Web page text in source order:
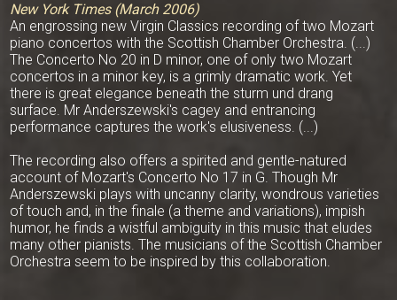
New York Times (March 2006)
An engrossing new Virgin Classics recording of two Mozart
piano concertos with the Scottish Chamber Orchestra. (...)
The Concerto No 20 in D minor, one of only two Mozart
concertos in a minor key, is a grimly dramatic work. Yet
there is great elegance beneath the sturm und drang
surface. Mr Anderszewski's cagey and entrancing
performance captures the work's elusiveness. (...)
The recording also offers a spirited and gentle-natured
account of Mozart's Concerto No 17 in G. Though Mr
Anderszewski plays with uncanny clarity, wondrous varieties
of touch and, in the finale (a theme and variations), impish
humor, he finds a wistful ambiguity in this music that eludes
many other pianists. The musicians of the Scottish Chamber
Orchestra seem to be inspired by this collaboration.